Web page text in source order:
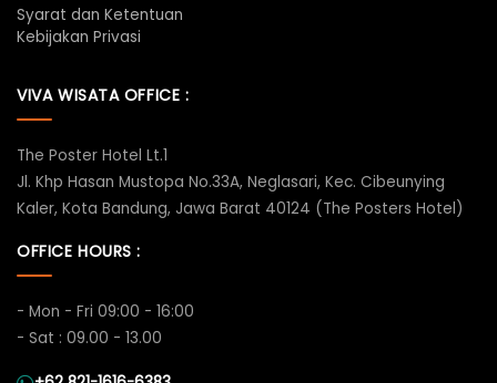
Syarat dan Ketentuan
Kebijakan Privasi
VIVA WISATA OFFICE :
The Poster Hotel Lt.1
Jl. Khp Hasan Mustopa No.33A, Neglasari, Kec. Cibeunying
Kaler, Kota Bandung, Jawa Barat 40124 (The Posters Hotel)
OFFICE HOURS :
- Mon - Fri 09:00 - 16:00
- Sat : 09.00 - 13.00